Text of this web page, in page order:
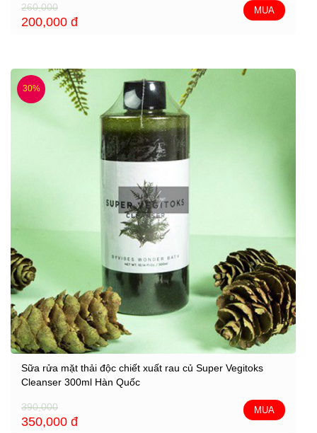
260,000
200,000 đ
MUA
30%
Sữa rửa mặt thải độc chiết xuất rau củ Super Vegitoks
Cleanser 300ml Hàn Quốc
390,000
350,000 đ
MUA